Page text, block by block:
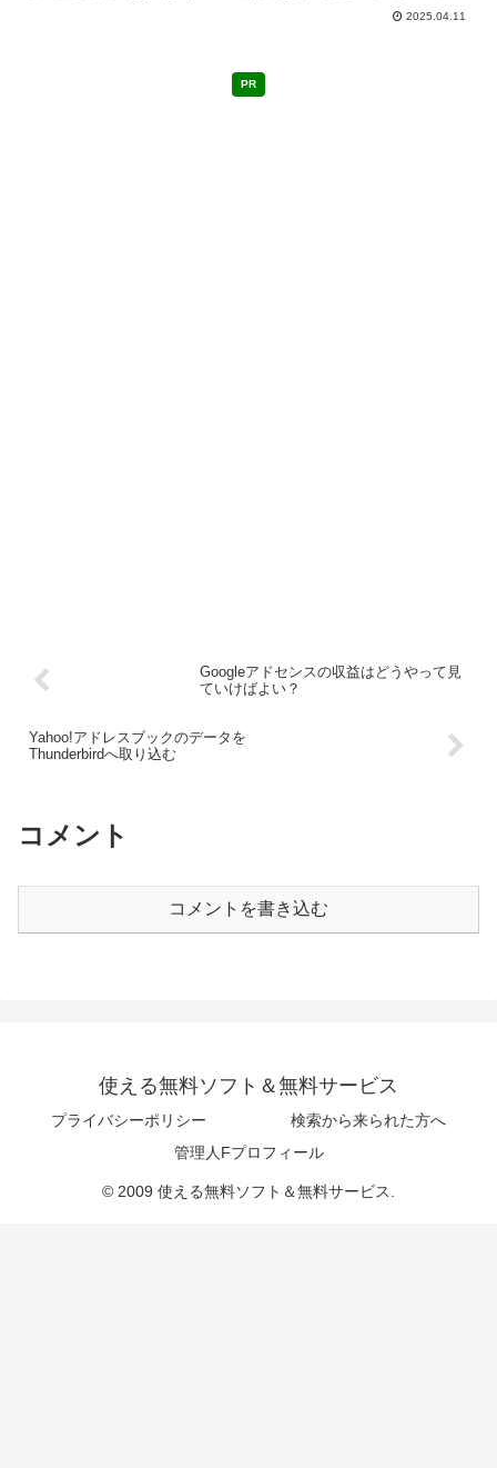
2025.04.11
PR
Googleアドセンスの収益はどうやって見
ていけばよい？
Yahoo!アドレスブックのデータを
Thunderbirdへ取り込む
コメント
コメントを書き込む
使える無料ソフト＆無料サービス
プライバシーポリシー
検索から来られた方へ
管理人Fプロフィール
© 2009 使える無料ソフト＆無料サービス.